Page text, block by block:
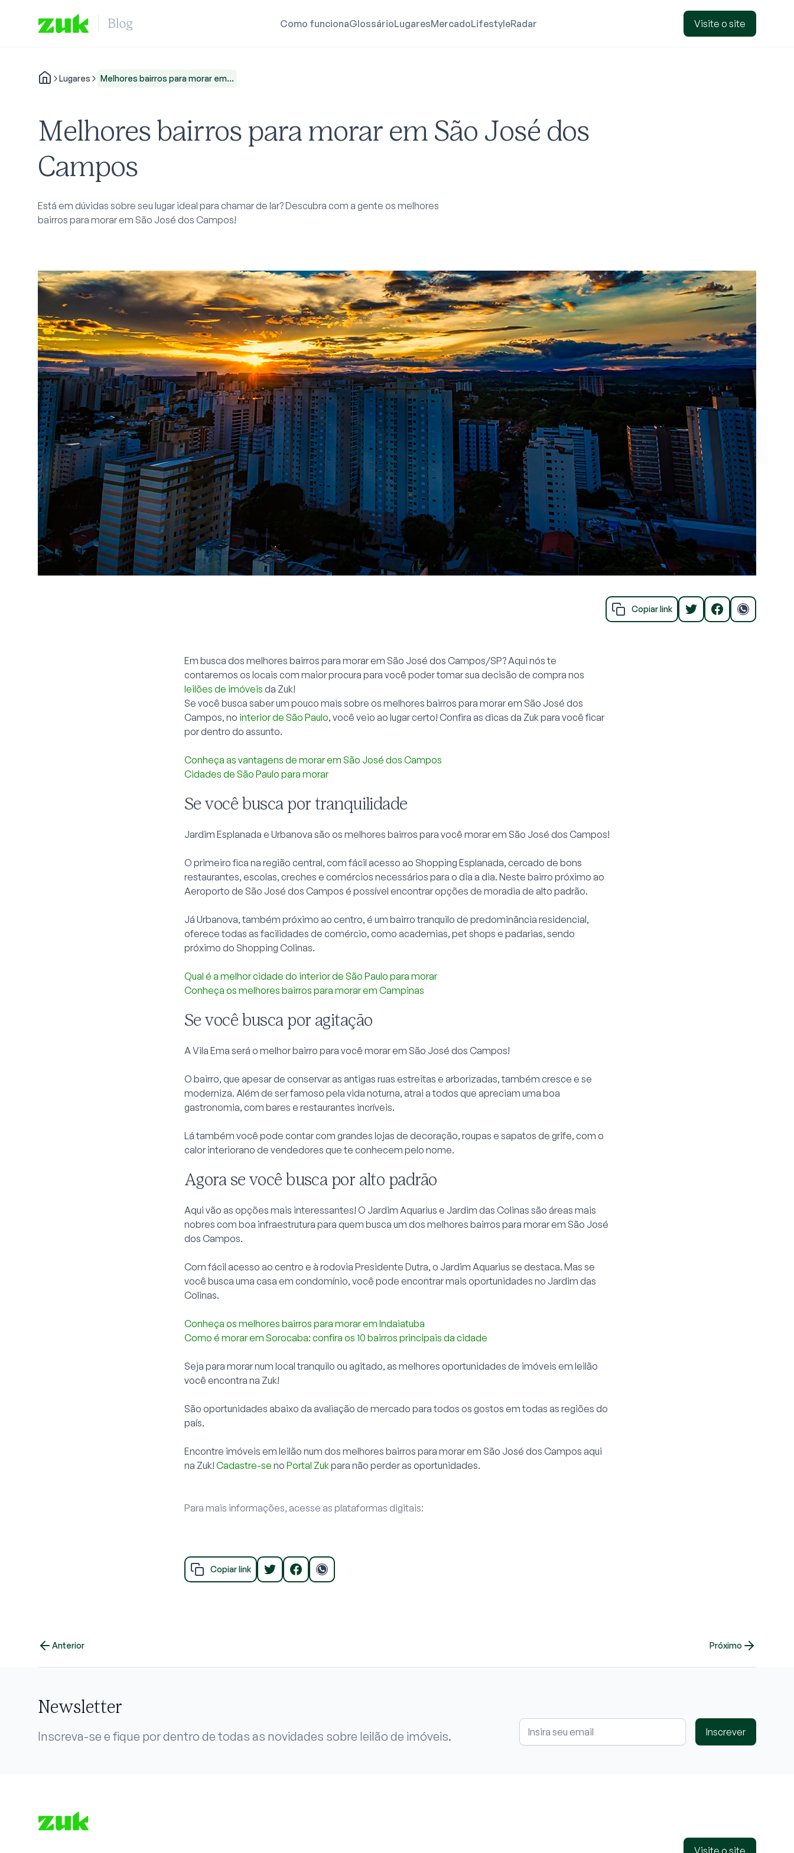
Como funcionaGlossárioLugaresMercadoLifestyleRadar Visite o site
Lugares Melhores bairros para morar em...
Melhores bairros para morar em São José dos
Campos
Está em dúvidas sobre seu lugar ideal para chamar de lar? Descubra com a gente os melhores
bairros para morar em São José dos Campos!
Copiar link
Em busca dos melhores bairros para morar em São José dos Campos/SP? Aqui nós te
contaremos os locais com maior procura para você poder tomar sua decisão de compra nos
leilões de imóveis da Zuk!
Se você busca saber um pouco mais sobre os melhores bairros para morar em São José dos
Campos, no interior de São Paulo, você veio ao lugar certo! Confira as dicas da Zuk para você ficar
por dentro do assunto.
Conheça as vantagens de morar em São José dos Campos
Cidades de São Paulo para morar
Se você busca por tranquilidade
Jardim Esplanada e Urbanova são os melhores bairros para você morar em São José dos Campos!
O primeiro fica na região central, com fácil acesso ao Shopping Esplanada, cercado de bons
restaurantes, escolas, creches e comércios necessários para o dia a dia. Neste bairro próximo ao
Aeroporto de São José dos Campos é possível encontrar opções de moradia de alto padrão.
Já Urbanova, também próximo ao centro, é um bairro tranquilo de predominância residencial,
oferece todas as facilidades de comércio, como academias, pet shops e padarias, sendo
próximo do Shopping Colinas.
Qual é a melhor cidade do interior de São Paulo para morar
Conheça os melhores bairros para morar em Campinas
Se você busca por agitação
A Vila Ema será o melhor bairro para você morar em São José dos Campos!
O bairro, que apesar de conservar as antigas ruas estreitas e arborizadas, também cresce e se
moderniza. Além de ser famoso pela vida noturna, atrai a todos que apreciam uma boa
gastronomia, com bares e restaurantes incríveis.
Lá também você pode contar com grandes lojas de decoração, roupas e sapatos de grife, com o
calor interiorano de vendedores que te conhecem pelo nome.
Agora se você busca por alto padrão
Aqui vão as opções mais interessantes! O Jardim Aquarius e Jardim das Colinas são áreas mais
nobres com boa infraestrutura para quem busca um dos melhores bairros para morar em São José
dos Campos.
Com fácil acesso ao centro e à rodovia Presidente Dutra, o Jardim Aquarius se destaca. Mas se
você busca uma casa em condomínio, você pode encontrar mais oportunidades no Jardim das
Colinas.
Conheça os melhores bairros para morar em Indaiatuba
Como é morar em Sorocaba: confira os 10 bairros principais da cidade
Seja para morar num local tranquilo ou agitado, as melhores oportunidades de imóveis em leilão
você encontra na Zuk!
São oportunidades abaixo da avaliação de mercado para todos os gostos em todas as regiões do
país.
Encontre imóveis em leilão num dos melhores bairros para morar em São José dos Campos aqui
na Zuk! Cadastre-se no Portal Zukpara não perder as oportunidades.
Para mais informações, acesse as plataformas digitais:
Copiar link
Anterior Próximo
Newsletter
Inscreva-se e fique por dentro de todas as novidades sobre leilão de imóveis. Inscrever
Visite o site